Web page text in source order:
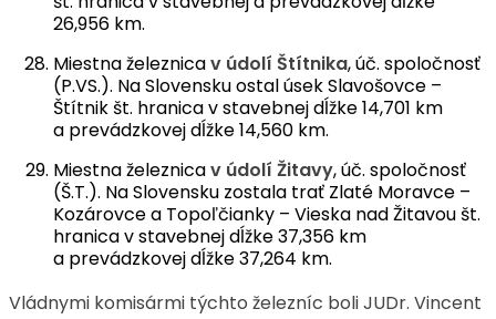
26,956 km.
Miestna železnicav údolí Štítnika, úč. spoločnosť
(P.VS.). Na Slovensku ostal úsek Slavošovce –
Štítnik št. hranica v stavebnej dĺžke 14,701 km
a prevádzkovej dĺžke 14,560 km.
Miestna železnicav údolí Žitavy, úč. spoločnosť
(Š.T.). Na Slovensku zostala trať Zlaté Moravce –
Kozárovce a Topoľčianky – Vieska nad Žitavou št.
hranica v stavebnej dĺžke 37,356 km
a prevádzkovej dĺžke 37,264 km.
Vládnymi komisármi týchto železníc boli JUDr. Vincent